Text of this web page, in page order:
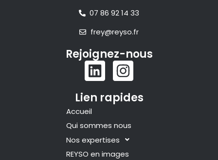
07 86 92 14 33
frey@reyso.fr
Rejoignez-nous
L
i
n
e
d
i
I
n
s
a
g
r
Lien rapides
Accueil
Qui sommes nous
Nos expertises
REYSO en images